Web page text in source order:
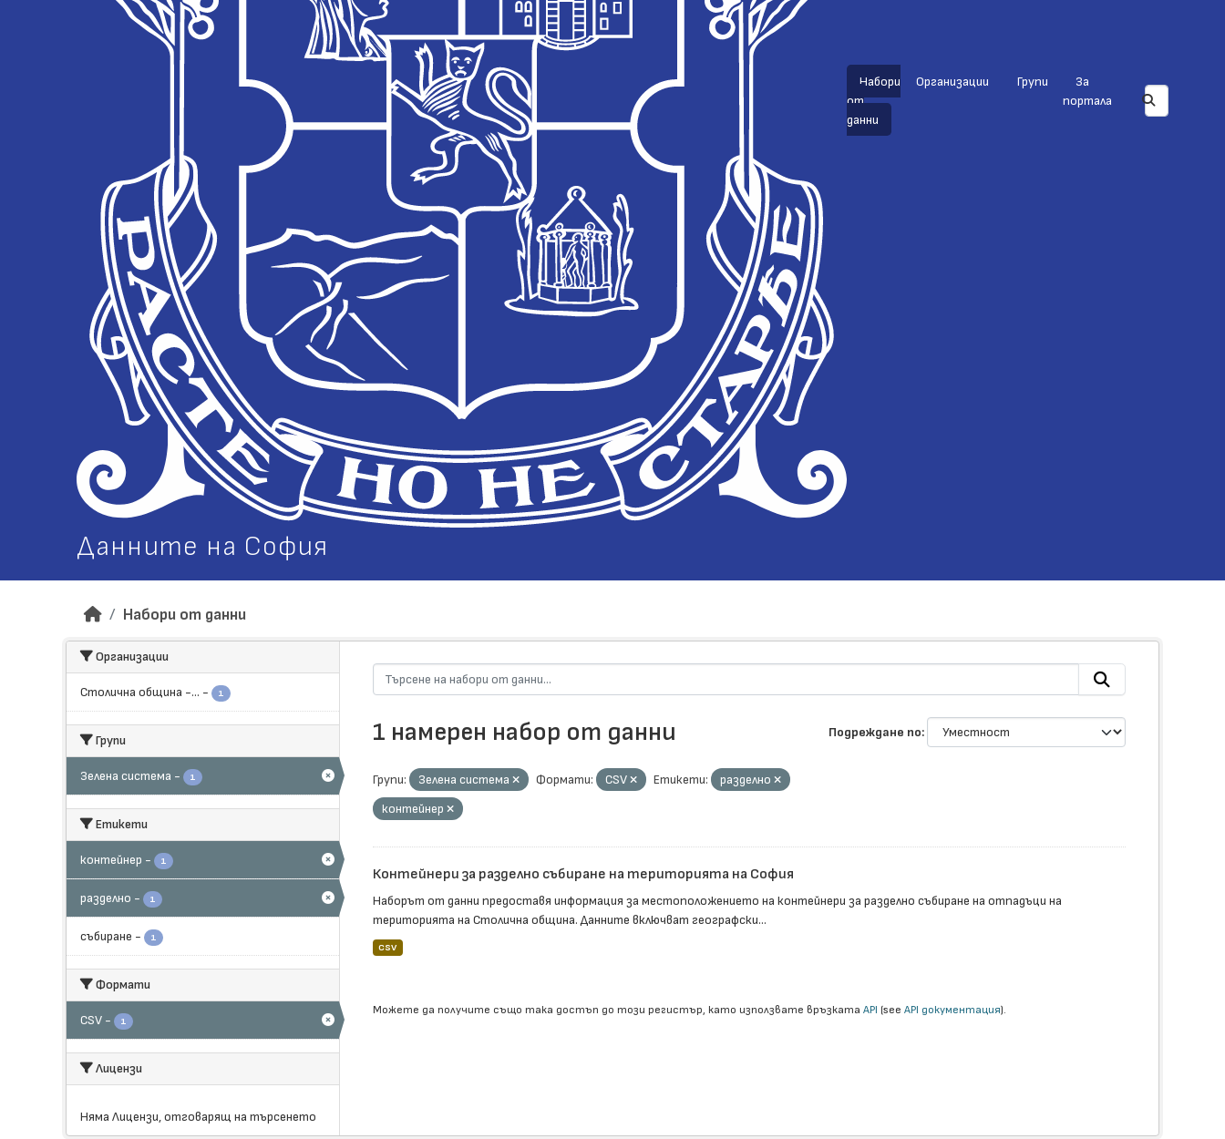
Данните на София
Набори
от
данни
Организации Групи
За
портала
Набори от данни
Организации
Столична община -... - 1
Групи
Зелена система - 1
Етикети
контейнер - 1
разделно - 1
събиране - 1
Формати
CSV - 1
Лицензи
Няма Лицензи, отговарящ на търсенето
Подреждане по
1 намерен набор от данни
Групи: Зелена система Формати: CSV Етикети:
разделно
контейнер
Контейнери за разделно събиране на територията на София
Наборът от данни предоставя информация за местоположението на контейнери за разделно събиране на отпадъци на
територията на Столична община. Данните включват географски...
CSV
Можете да получите също така достъп до този регистър, като използвате връзката API (see API документация).